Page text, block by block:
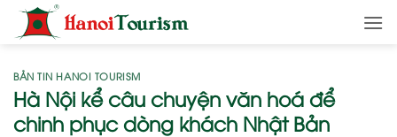
qua
dungBẢN TIN HANOI TOURISM
Hà Nội kể câu chuyện văn hoá để
chinh phục dòng khách Nhật Bản